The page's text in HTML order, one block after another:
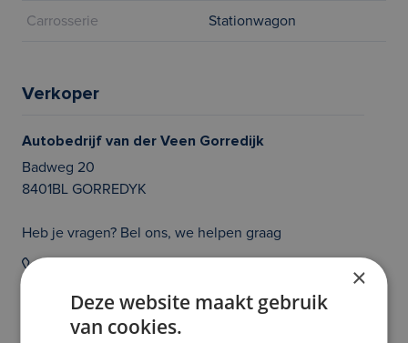
Carrosserie Stationwagon
Verkoper
Autobedrijf van der Veen Gorredijk
Badweg 20
8401BL GORREDYK
Heb je vragen? Bel ons, we helpen graag
Prijs en/of zetfouten voorbehouden. Controleer zelf of de uitvoering van
de auto klopt en of alle opties die jouw beslissing tot het aangaan van een
auto abonnement kunnen beïnvloeden aanwezig zijn. Heb je hier vragen
×
Deze website maakt gebruik
van cookies.